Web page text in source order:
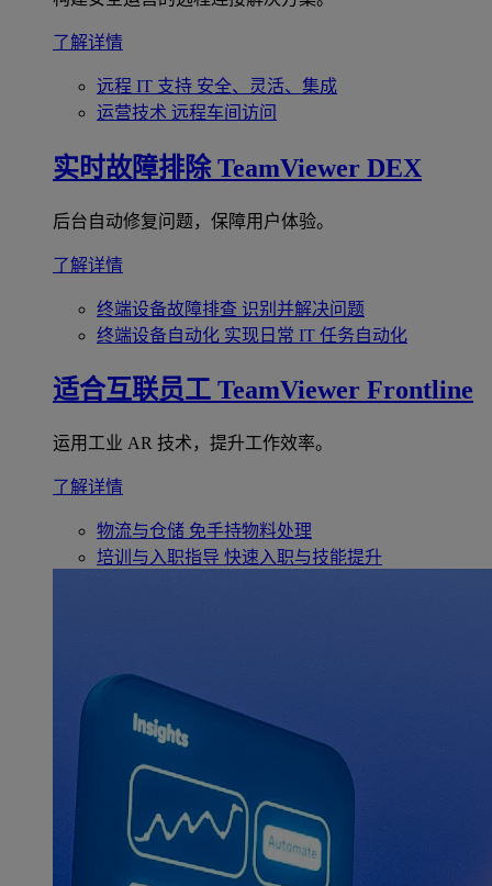
了解详情
远程 IT 支持 安全、灵活、集成
运营技术 远程车间访问
实时故障排除 TeamViewer DEX
后台自动修复问题，保障用户体验。
了解详情
终端设备故障排查 识别并解决问题
终端设备自动化 实现日常 IT 任务自动化
适合互联员工 TeamViewer Frontline
运用工业 AR 技术，提升工作效率。
了解详情
物流与仓储 免手持物料处理
培训与入职指导 快速入职与技能提升